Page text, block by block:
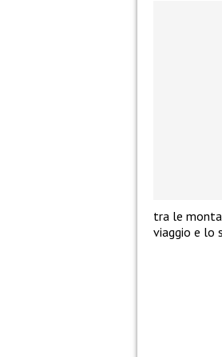
tra le
viaggio e lo